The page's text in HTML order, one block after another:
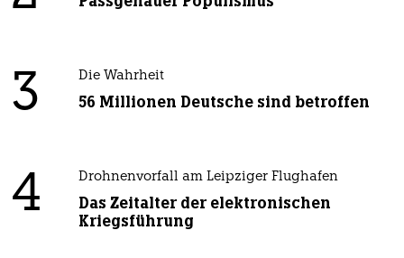
3 Die Wahrheit
56 Millionen Deutsche sind betroffen
4 Drohnenvorfall am Leipziger Flughafen
Das Zeitalter der elektronischen
Kriegsführung